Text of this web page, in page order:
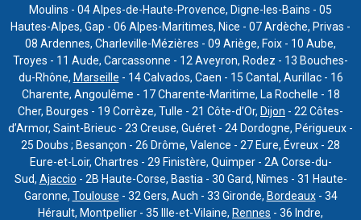
Moulins - 04 Alpes-de-Haute-Provence, Digne-les-Bains - 05
Hautes-Alpes, Gap - 06 Alpes-Maritimes, Nice - 07 Ardèche, Privas -
08 Ardennes, Charleville-Mézières - 09 Ariège, Foix - 10 Aube,
Troyes - 11 Aude, Carcassonne - 12 Aveyron, Rodez - 13 Bouches-
du-Rhône, Marseille - 14 Calvados, Caen - 15 Cantal, Aurillac - 16
Charente, Angoulême - 17 Charente-Maritime, La Rochelle - 18
Cher, Bourges - 19 Corrèze, Tulle - 21 Côte-d’Or, Dijon - 22 Côtes-
d’Armor, Saint-Brieuc - 23 Creuse, Guéret - 24 Dordogne, Périgueux -
25 Doubs ; Besançon - 26 Drôme, Valence - 27 Eure, Évreux - 28
Eure-et-Loir, Chartres - 29 Finistère, Quimper - 2A Corse-du-
Sud, Ajaccio - 2B Haute-Corse, Bastia - 30 Gard, Nîmes - 31 Haute-
Garonne, Toulouse - 32 Gers, Auch - 33 Gironde, Bordeaux- 34
Hérault, Montpellier - 35 Ille-et-Vilaine, Rennes - 36 Indre,